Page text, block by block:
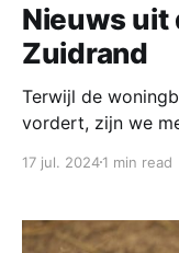
Nieuws uit
Zuidrand
Terwijl de
vordert, zijn we
geweest in het
activiteiten en
17 jul. 20241 min read